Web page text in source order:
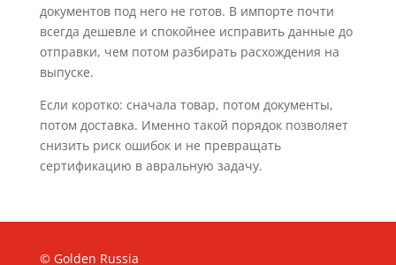
документов под него не готов. В импорте почти
всегда дешевле и спокойнее исправить данные до
отправки, чем потом разбирать расхождения на
выпуске.
Если коротко: сначала товар, потом документы,
потом доставка. Именно такой порядок позволяет
снизить риск ошибок и не превращать
сертификацию в авральную задачу.
© Golden Russia